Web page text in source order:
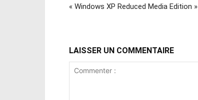
« Windows XP Reduced Media Edition »
LAISSER UN COMMENTAIRE